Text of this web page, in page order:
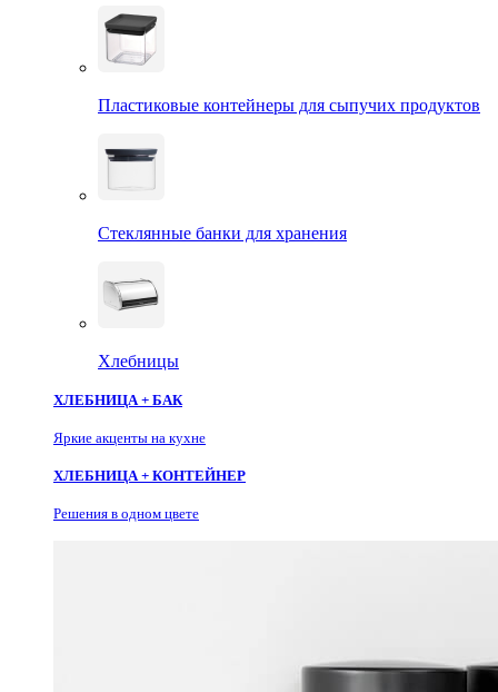
Пластиковые контейнеры для сыпучих продуктов
Стеклянные банки для хранения
Хлебницы
ХЛЕБНИЦА + БАК
Яркие акценты на кухне
ХЛЕБНИЦА + КОНТЕЙНЕР
Решения в одном цвете